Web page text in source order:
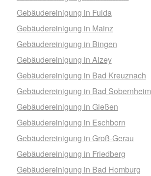
Gebäudereinigung in Fulda
Gebäudereinigung in Mainz
Gebäudereinigung in Bingen
Gebäudereinigung in Alzey
Gebäudereinigung in Bad Kreuznach
Gebäudereinigung in Bad Sobernheim
Gebäudereinigung in Gießen
Gebäudereinigung in Eschborn
Gebäudereinigung in Groß-Gerau
Gebäudereinigung in Friedberg
Gebäudereinigung in Bad Homburg